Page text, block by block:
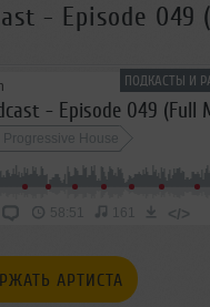
- Episode 049
ПОДКАСТЫ И
Progressive House
58:51 161 </>
АРТИСТА